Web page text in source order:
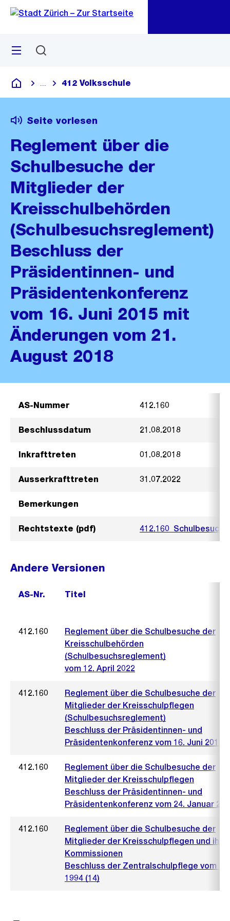
Navigation
Sprunglink
Menü
Deutsch
Blende alle Breadcrumbs ein
412 Volksschule
Seite vorlesen
Reglement über die
Schulbesuche der
Mitglieder der
Kreisschulbehörden
(Schulbesuchsreglement)
Beschluss der
Präsidentinnen- und
Präsidentenkonferenz
vom 16. Juni 2015 mit
Änderungen vom 21.
August 2018
AS-Nummer 412.160
Beschlussdatum 21.08.2018
Inkrafttreten 01.08.2018
Ausserkrafttreten 31.07.2022
Bemerkungen
Rechtstexte (pdf)
Andere Versionen
AS-Nr. Titel
412.160
Reglement über die Schulbesuche der
Kreisschulbehörden
(Schulbesuchsreglement)
vom 12. April 2022
412.160
Reglement über die Schulbesuche der
Mitglieder der Kreisschulpflegen
(Schulbesuchsreglement)
Beschluss der Präsidentinnen- und
Präsidentenkonferenz vom 16. Juni 2015
412.160
Reglement über die Schulbesuche der
Mitglieder der Kreisschulpflegen
Beschluss der Präsidentinnen- und
Präsidentenkonferenz vom 24. Januar
412.160
Reglement über die Schulbesuche der
Mitglieder der Kreisschulpflegen und ihrer
Kommissionen
Beschluss der Zentralschulpflege vom 5.
1994 (14)